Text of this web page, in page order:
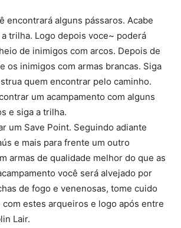
encontrará alguns pássaros. Acabe
trilha. Logo depois voce~ poderá
de inimigos com arcos. Depois de
os inimigos com armas brancas. Siga
quem encontrar pelo caminho.
um acampamento com alguns
e siga a trilha.
um Save Point. Seguindo adiante
e mais para frente um outro
armas de qualidade melhor do que as
você será alvejado por
de fogo e venenosas, tome cuido
com estes arqueiros e logo após entre
Lair.